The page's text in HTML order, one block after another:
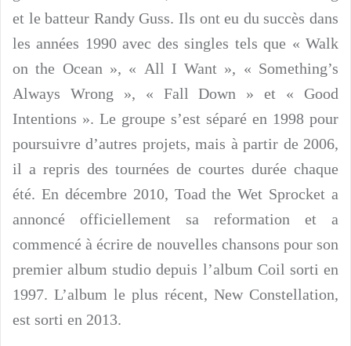
et le batteur Randy Guss. Ils ont eu du succès dans
les années 1990 avec des singles tels que « Walk
on the Ocean », « All I Want », « Something’s
Always Wrong », « Fall Down » et « Good
Intentions ». Le groupe s’est séparé en 1998 pour
poursuivre d’autres projets, mais à partir de 2006,
il a repris des tournées de courtes durée chaque
été. En décembre 2010, Toad the Wet Sprocket a
annoncé officiellement sa reformation et a
commencé à écrire de nouvelles chansons pour son
premier album studio depuis l’album Coil sorti en
1997. L’album le plus récent, New Constellation,
est sorti en 2013.